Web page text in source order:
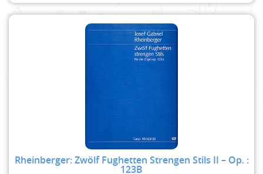
Rheinberger: Zwölf Fughetten Strengen Stils II – Op. :
123B